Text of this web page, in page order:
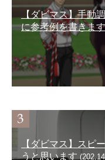
【ダビマス】手動
に参考例を書きま
【ダビマス】スピ
うと思います